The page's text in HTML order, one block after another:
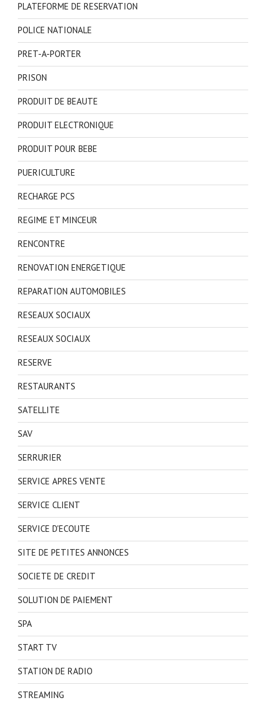
PLATEFORME DE RESERVATION
POLICE NATIONALE
PRET-A-PORTER
PRISON
PRODUIT DE BEAUTE
PRODUIT ELECTRONIQUE
PRODUIT POUR BEBE
PUERICULTURE
RECHARGE PCS
REGIME ET MINCEUR
RENCONTRE
RENOVATION ENERGETIQUE
REPARATION AUTOMOBILES
RESEAUX SOCIAUX
RESEAUX SOCIAUX
RESERVE
RESTAURANTS
SATELLITE
SAV
SERRURIER
SERVICE APRES VENTE
SERVICE CLIENT
SERVICE D'ECOUTE
SITE DE PETITES ANNONCES
SOCIETE DE CREDIT
SOLUTION DE PAIEMENT
SPA
START TV
STATION DE RADIO
STREAMING